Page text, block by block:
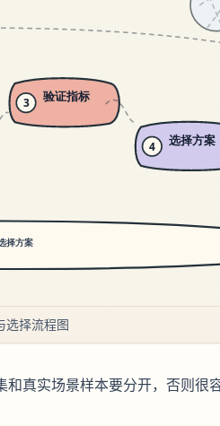
选择流程图
真实场景样本要分开，否则很